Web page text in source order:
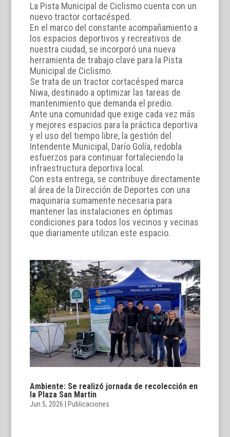
La Pista Municipal de Ciclismo cuenta con un
nuevo tractor cortacésped.
En el marco del constante acompañamiento a
los espacios deportivos y recreativos de
nuestra ciudad, se incorporó una nueva
herramienta de trabajo clave para la Pista
Municipal de Ciclismo.
Se trata de un tractor cortacésped marca
Niwa, destinado a optimizar las tareas de
mantenimiento que demanda el predio.
Ante una comunidad que exige cada vez más
y mejores espacios para la práctica deportiva
y el uso del tiempo libre, la gestión del
Intendente Municipal, Darío Golía, redobla
esfuerzos para continuar fortaleciendo la
infraestructura deportiva local.
Con esta entrega, se contribuye directamente
al área de la Dirección de Deportes con una
maquinaria sumamente necesaria para
mantener las instalaciones en óptimas
condiciones para todos los vecinos y vecinas
que diariamente utilizan este espacio.
Ambiente: Se realizó jornada de recolección en
la Plaza San Martin
Jun 5, 2026 Publicaciones